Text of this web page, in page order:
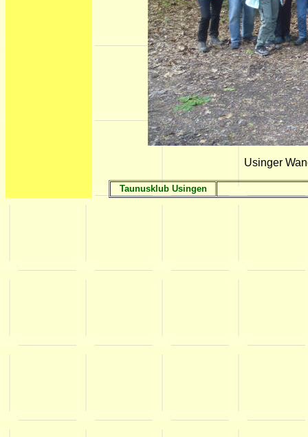
Usinger
Taunusklub Usingen